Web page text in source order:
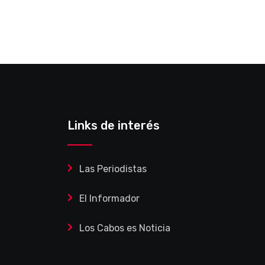
Links de interés
Las Periodistas
El Informador
Los Cabos es Noticia